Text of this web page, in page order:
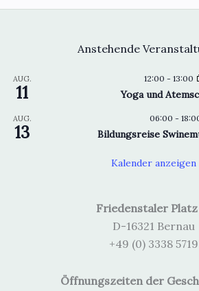
Anstehende
AUG.
11
12:00 - 13:00
Yoga und
AUG.
13
06:00 -
Bildungsreise
Kalender anzeigen
Friedenstaler Platz
D-16321 Bernau
+49 (0) 3338 5719
Öffnungszeiten der